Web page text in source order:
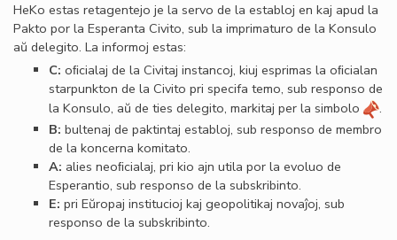
HeKo estas retagentejo je la servo de la establoj en kaj apud la
Pakto por la Esperanta Civito, sub la imprimaturo de la Konsulo
aŭ delegito. La informoj estas:
C: oﬁcialaj de la Civitaj instancoj, kiuj esprimas la oﬁcialan
starpunkton de la Civito pri specifa temo, sub responso de
la Konsulo, aŭ de ties delegito, markitaj per la simbolo
.
B: bultenaj de paktintaj establoj, sub responso de membro
de la koncerna komitato.
A: alies neoﬁcialaj, pri kio ajn utila por la evoluo de
Esperantio, sub responso de la subskribinto.
E: pri Eŭropaj institucioj kaj geopolitikaj novaĵoj, sub
responso de la subskribinto.